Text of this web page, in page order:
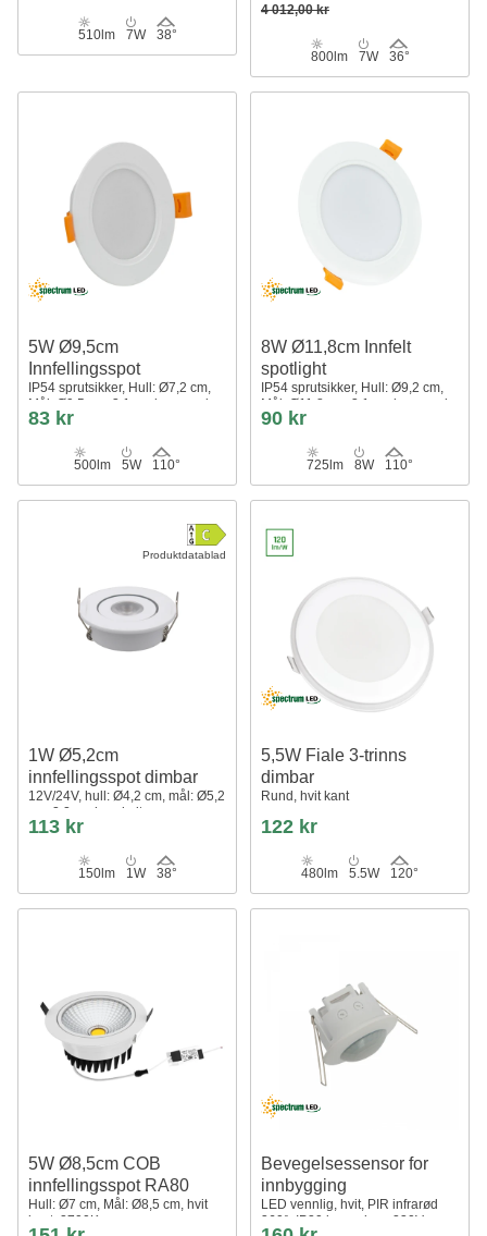
510lm 7W 38°
4 012,00 kr
800lm 7W 36°
5W Ø9,5cm
Innfellingsspot
IP54 sprutsikker, Hull: Ø7,2 cm,
Mål: Ø9,5 cm, 3,1 cm høy, rund,
hvit kant
83 kr
500lm 5W 110°
8W Ø11,8cm Innfelt
spotlight
IP54 sprutsikker, Hull: Ø9,2 cm,
Mål: Ø11,8 cm, 3,1 cm høy, rund,
hvit kant
90 kr
725lm 8W 110°
Produktdatablad
1W Ø5,2cm
innfellingsspot dimbar
12V/24V, hull: Ø4,2 cm, mål: Ø5,2
cm, 2,2 cm høy, hvit
113 kr
150lm 1W 38°
5,5W Fiale 3-trinns
dimbar
Rund, hvit kant
122 kr
480lm 5.5W 120°
5W Ø8,5cm COB
innfellingsspot RA80
Hull: Ø7 cm, Mål: Ø8,5 cm, hvit
kant, 2700K
Bevegelsessensor for
innbygging
LED vennlig, hvit, PIR infrarød
360°, IP20 innendørs, 230V,